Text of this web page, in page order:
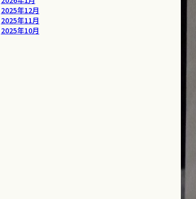
2025年12月
2025年11月
2025年10月